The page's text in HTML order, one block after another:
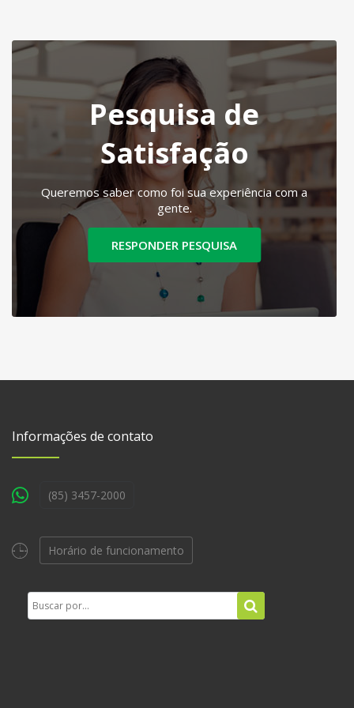
Pesquisa de
Satisfação
Queremos saber como foi sua experiência com a
gente.
RESPONDER PESQUISA
Informações de contato
(85) 3457-2000
Horário de funcionamento